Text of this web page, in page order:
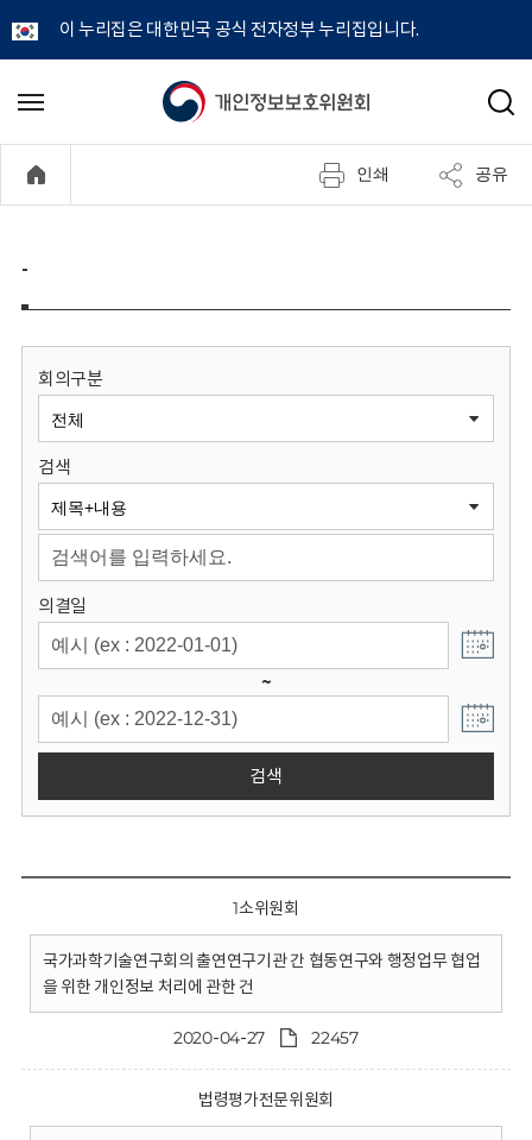
이 누리집은 대한민국 공식 전자정부 누리집입니다.
개
정
보
원
회
메
기
검
인쇄 공유
-
회의구분
검색
의결일
~
검색
1소위원회
국가과학기술연구회의 출연연구기관 간 협동연구와 행정업무 협업
을 위한 개인정보 처리에 관한 건
2020-04-27 22457
법령평가전문위원회